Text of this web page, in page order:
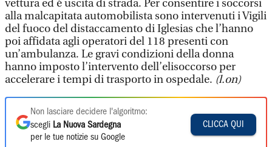
vettura ed è uscita di strada. Per consentire i soccorsi
alla malcapitata automobilista sono intervenuti i Vigili
del fuoco del distaccamento di Iglesias che l’hanno
poi affidata agli operatori del 118 presenti con
un’ambulanza. Le gravi condizioni della donna
hanno imposto l’intervento dell’elisoccorso per
accelerare i tempi di trasporto in ospedale. (l.on)
Non lasciare decidere l'algoritmo:
scegli La Nuova Sardegna
per le tue notizie su Google
CLICCA QUI